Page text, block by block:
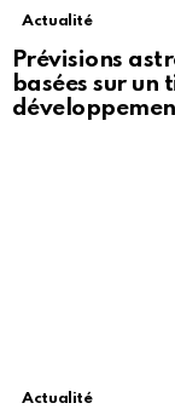
Actualité
Prévisions
basées sur
Actualité